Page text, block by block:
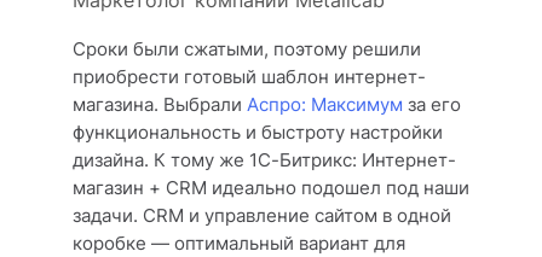
Сроки были сжатыми, поэтому решили
приобрести готовый шаблон интернет-
магазина. Выбрали Аспро: Максимум за его
функциональность и быстроту настройки
дизайна. К тому же 1С-Битрикс: Интернет-
магазин + CRM идеально подошел под наши
задачи. CRM и управление сайтом в одной
коробке — оптимальный вариант для